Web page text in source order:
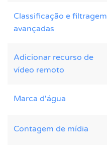
Classificação e filtragem
avançadas
Adicionar recurso de
vídeo remoto
Marca d'água
Contagem de mídia